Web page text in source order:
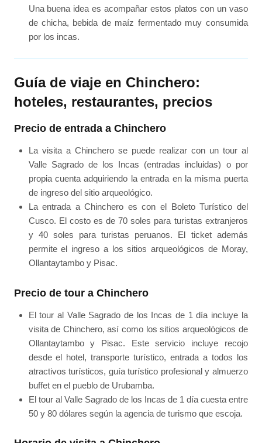
Una buena idea es acompañar estos platos con un vaso
de chicha, bebida de maíz fermentado muy consumida
por los incas.
Guía de viaje en Chinchero:
hoteles, restaurantes, precios
Precio de entrada a Chinchero
La visita a Chinchero se puede realizar con un tour al
Valle Sagrado de los Incas (entradas incluidas) o por
propia cuenta adquiriendo la entrada en la misma puerta
de ingreso del sitio arqueológico.
La entrada a Chinchero es con el Boleto Turístico del
Cusco. El costo es de 70 soles para turistas extranjeros
y 40 soles para turistas peruanos. El ticket además
permite el ingreso a los sitios arqueológicos de Moray,
Ollantaytambo y Pisac.
Precio de tour a Chinchero
El tour al Valle Sagrado de los Incas de 1 día incluye la
visita de Chinchero, así como los sitios arqueológicos de
Ollantaytambo y Pisac. Este servicio incluye recojo
desde el hotel, transporte turístico, entrada a todos los
atractivos turísticos, guía turístico profesional y almuerzo
buffet en el pueblo de Urubamba.
El tour al Valle Sagrado de los Incas de 1 día cuesta entre
50 y 80 dólares según la agencia de turismo que escoja.